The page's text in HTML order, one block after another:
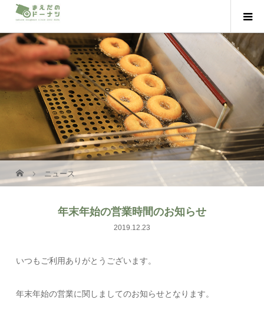
ニュース
年末年始の営業時間のお知らせ
2019.12.23
いつもご利用ありがとうございます。
年末年始の営業に関しましてのお知らせとなります。